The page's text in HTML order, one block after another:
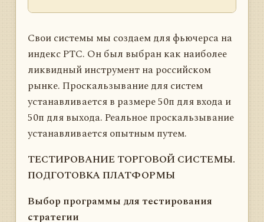
чужую систему. После чего требуется
исследование, насколько хорошо эта
система работает. Проверяя идею на
истории, нам не надо ждать следующего
дня, недели, месяца, чтобы увидеть
первые результаты. Работая с историей,
можно прогнать год торгов за несколько
часов и узнать, какой результат можно
ожидать от вашей системы. Так почему же
Проанализировав систему, вы лишаетесь
заработать деньги, у вас не остается
работа на рынке лишается азарта,
элемента игры. Мало кому хочется терять
Свои системы мы создаем для фьючерса на
индекс РТС. Он был выбран как наиболее
ликвидный инструмент на российском
рынке. Проскальзывание для систем
устанавливается в размере 50п для входа и
50п для выхода. Реальное проскальзывание
устанавливается опытным путем.
ТЕСТИРОВАНИЕ ТОРГОВОЙ СИСТЕМЫ.
ПОДГОТОВКА ПЛАТФОРМЫ
Выбор программы для тестирования
стратегии